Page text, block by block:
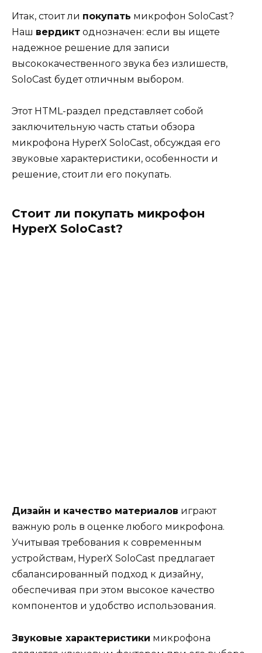
Итак, стоит ли покупать микрофон SoloCast?
Наш вердикт однозначен: если вы ищете
надежное решение для записи
высококачественного звука без излишеств,
SoloCast будет отличным выбором.
Этот HTML-раздел представляет собой
заключительную часть статьи обзора
микрофона HyperX SoloCast, обсуждая его
звуковые характеристики, особенности и
решение, стоит ли его покупать.
Стоит ли покупать микрофон
HyperX SoloCast?
Дизайн и качество материалов играют
важную роль в оценке любого микрофона.
Учитывая требования к современным
устройствам, HyperX SoloCast предлагает
сбалансированный подход к дизайну,
обеспечивая при этом высокое качество
компонентов и удобство использования.
Звуковые характеристики микрофона